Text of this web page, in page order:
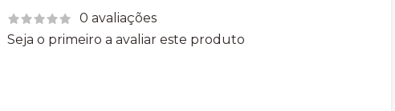
0 avaliações
Seja o primeiro a avaliar este produto